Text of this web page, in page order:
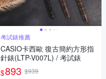
考試錶推薦
CASIO卡西歐 復古簡約方形指
針錶(LTP-V007L) / 考試錶
$893 $939